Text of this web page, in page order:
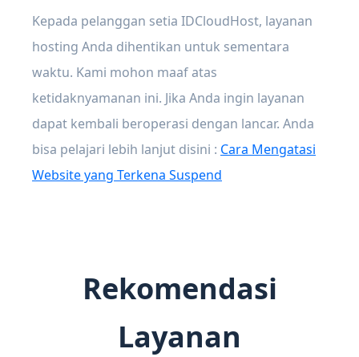
Kepada pelanggan setia IDCloudHost, layanan
hosting Anda dihentikan untuk sementara
waktu. Kami mohon maaf atas
ketidaknyamanan ini. Jika Anda ingin layanan
dapat kembali beroperasi dengan lancar. Anda
bisa pelajari lebih lanjut disini : Cara Mengatasi
Website yang Terkena Suspend
Rekomendasi
Layanan